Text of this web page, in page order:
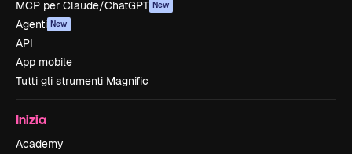
MCP per Claude/ChatGPT New
Agenti New
API
App mobile
Tutti gli strumenti Magnific
Inizia
Academy